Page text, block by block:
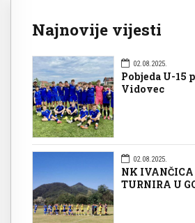
Najnovije vijesti
02.08.2025.
Pobjeda U-15
Vidovec
02.08.2025.
NK
TURNIRA U